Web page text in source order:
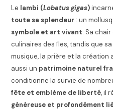
Le lambi (Lobatus gigas)
toute sa splendeur : un
symbole et art vivant. Sa
culinaires des îles, tandis que
musique, la prière et la création
aussi un patrimoine naturel
conditionne la survie de
fête et emblème de liberté, il
généreuse et profondément